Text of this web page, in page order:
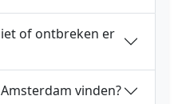
of ontbreken er
vinden?